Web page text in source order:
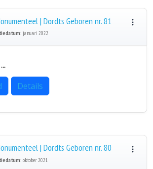
| Dordts Geboren nr. 81
januari 2022
Details
| Dordts Geboren nr. 80
oktober 2021